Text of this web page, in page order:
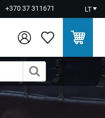
+370 37 311671 LT